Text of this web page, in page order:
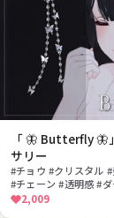
「 🦋 Butterfly 🦋
サリー
#チョウ #クリスタル
#チェーン #透明感 #
キラキラ
2,009